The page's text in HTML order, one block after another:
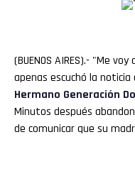
(BUENOS AIRES).- "Me
apenas escuchó la
Hermano Generación
Minutos después
de comunicar que su